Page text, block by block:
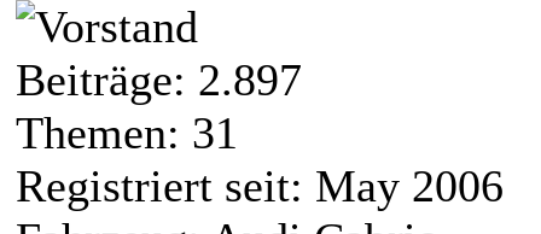
Beiträge: 2.897
Themen: 31
Registriert seit: May 2006